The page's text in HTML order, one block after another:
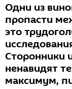
Одни из
пропасти
это
Сторонники
ненавидят
максимум,